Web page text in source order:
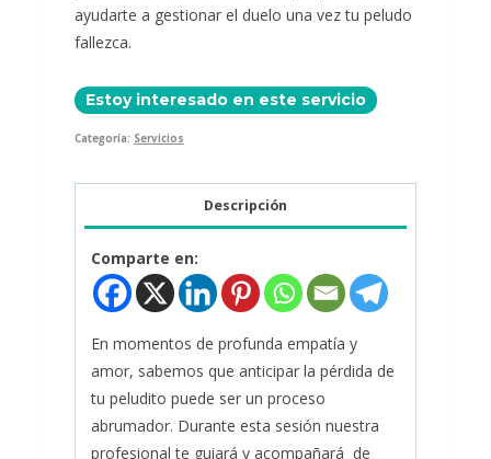
ayudarte a gestionar el duelo una vez tu peludo
fallezca.
Estoy interesado en este servicio
Categoría: Servicios
Descripción
Comparte en:
En momentos de profunda empatía y
amor, sabemos que anticipar la pérdida de
tu peludito puede ser un proceso
abrumador. Durante esta sesión nuestra
profesional te guiará y acompañará de